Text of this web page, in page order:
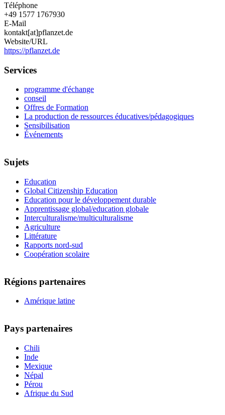
Téléphone
+49 1577 1767930
E-Mail
kontakt[at]pflanzet.de
Website/URL
https://pflanzet.de
Services
programme d'échange
conseil
Offres de Formation
La production de ressources éducatives/pédagogiques
Sensibilisation
Événements
Sujets
Education
Global Citizenship Education
Education pour le développement durable
Apprentissage global/education globale
Interculturalisme/multiculturalisme
Agriculture
Littérature
Rapports nord-sud
Coopération scolaire
Régions partenaires
Amérique latine
Pays partenaires
Chili
Inde
Mexique
Népal
Pérou
Afrique du Sud